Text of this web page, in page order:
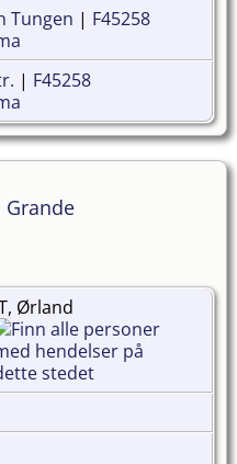
Tungen | F45258
| F45258
Grande
Ørland